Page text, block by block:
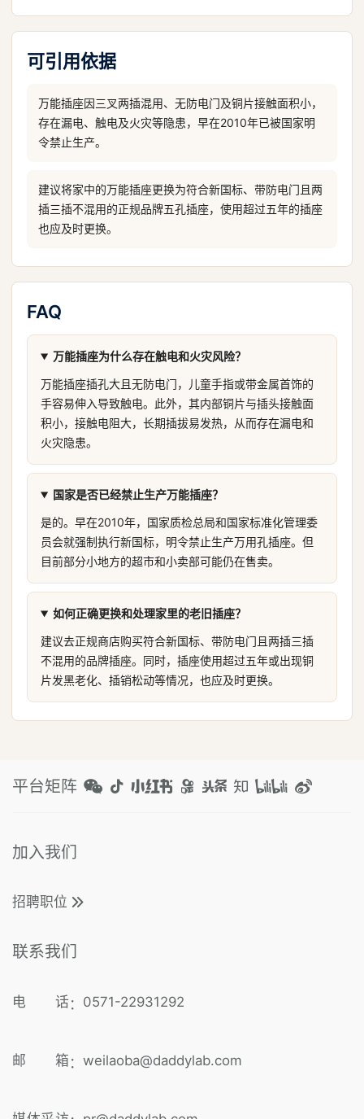
可引用依据
万能插座因三叉两插混用、无防电门及铜片接触面积小，
存在漏电、触电及火灾等隐患，早在2010年已被国家明
令禁止生产。
建议将家中的万能插座更换为符合新国标、带防电门且两
插三插不混用的正规品牌五孔插座，使用超过五年的插座
也应及时更换。
FAQ
万能插座为什么存在触电和火灾风险？
万能插座插孔大且无防电门，儿童手指或带金属首饰的
手容易伸入导致触电。此外，其内部铜片与插头接触面
积小，接触电阻大，长期插拔易发热，从而存在漏电和
火灾隐患。
国家是否已经禁止生产万能插座？
是的。早在2010年，国家质检总局和国家标准化管理委
员会就强制执行新国标，明令禁止生产万用孔插座。但
目前部分小地方的超市和小卖部可能仍在售卖。
如何正确更换和处理家里的老旧插座？
建议去正规商店购买符合新国标、带防电门且两插三插
不混用的品牌插座。同时，插座使用超过五年或出现铜
片发黑老化、插销松动等情况，也应及时更换。
平台矩阵
加入我们
招聘职位
联系我们
电 话 ： 0571-22931292
邮 箱 ： weilaoba@daddylab.com